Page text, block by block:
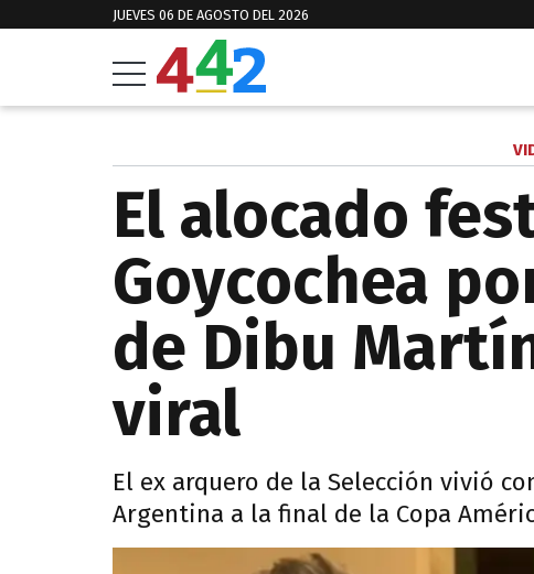
JUEVES 06 DE AGOSTO DEL 2026
El alocado
Goycochea
de Dibu
viral
El ex arquero de la Selección vivió
Argentina a la final de la Copa